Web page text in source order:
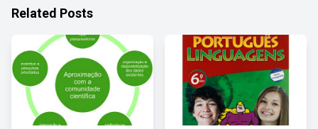
Related Posts